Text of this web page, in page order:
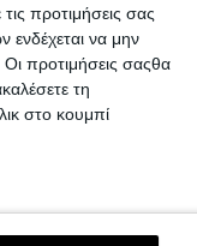
προτιμήσεις σας
να μην
Οι προτιμήσεις σαςθα
τη
στο κουμπί